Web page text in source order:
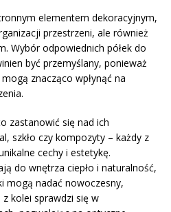
elementem dekoracyjnym,
przestrzeni, ale również
Wybór odpowiednich półek do
być przemyślany, ponieważ
znacząco wpłynąć na
zastanowić się nad ich
szkło czy kompozyty – każdy z
cechy i estetykę.
do wnętrza ciepło i naturalność,
mogą nadać nowoczesny,
z kolei sprawdzi się w